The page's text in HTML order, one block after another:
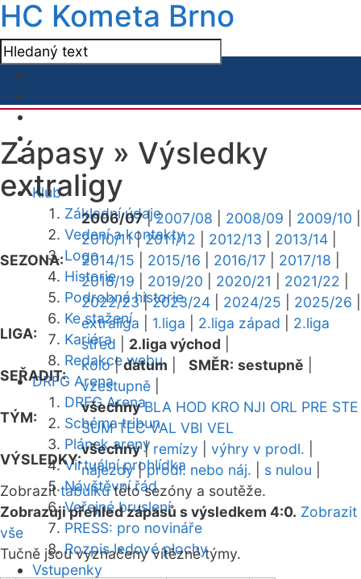
HC Kometa Brno
Klub
Základní údaje
Vedení a kontakty
Logo
Historie
Podrobná historie
Ke stažení
Kariéra
Redakce webu
DRFG Arena
DRFG Arena
Schéma tribun
Plánek areny
Virtuální prohlídka
Návštěvní řád
Veřejné bruslení
PRESS: pro novináře
Rozpis ledové plochy
Vstupenky
Zápasy » Výsledky
extraligy
SEZONA:
2006/07|2007/08 2008/09 2009/10
2010/11|2011/12 2012/13 2013/14
2014/15
2015/16 2016/17 2017/18
2018/19
2019/20 2020/21 2021/22
2022/23|2023/24 2024/25 2025/26
LIGA:
extraliga 1.liga 2.liga západ
2.liga
střed
2.liga východ
SEŘADIT:
kolo|datum SMĚR: sestupně
vzestupně
TÝM:
všechny BLA HOD KRO NJI ORL PRE STE
SUM TEC VAL VBI VEL
VÝSLEDKY:
všechny| remízy výhry v prodl.
nájezdy|prodl. nebo náj. s nulou
Zobrazittabulkutéto sezóny a soutěže.
Zobrazuji přehled zápasů s výsledkem 4:0. Zobrazit
vše
Tučně jsou vyznačeny vítězné týmy.